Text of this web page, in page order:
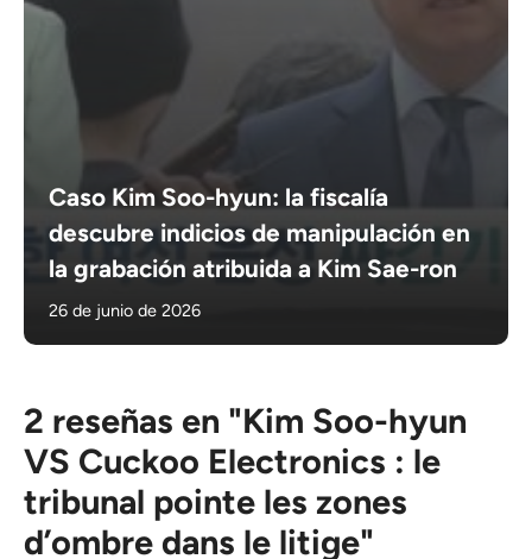
Caso Kim Soo-hyun: la fiscalía
descubre indicios de manipulación en
la grabación atribuida a Kim Sae-ron
26 de junio de 2026
2 reseñas en "Kim Soo-hyun
VS Cuckoo Electronics : le
tribunal pointe les zones
d’ombre dans le litige"